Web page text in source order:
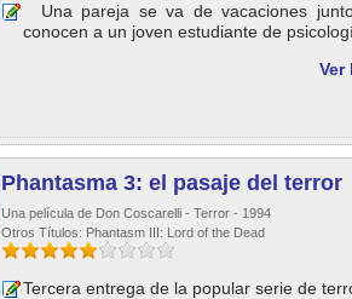
Una pareja se va de vacaciones
conocen a un joven estudiante de
Ver
Phantasma 3: el pasaje del terror
Una película de Don Coscarelli - Terror - 1994
Otros Títulos: Phantasm III: Lord of the Dead
Tercera entrega de la popular serie de